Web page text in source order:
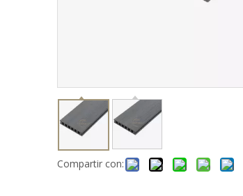
Compartir con: